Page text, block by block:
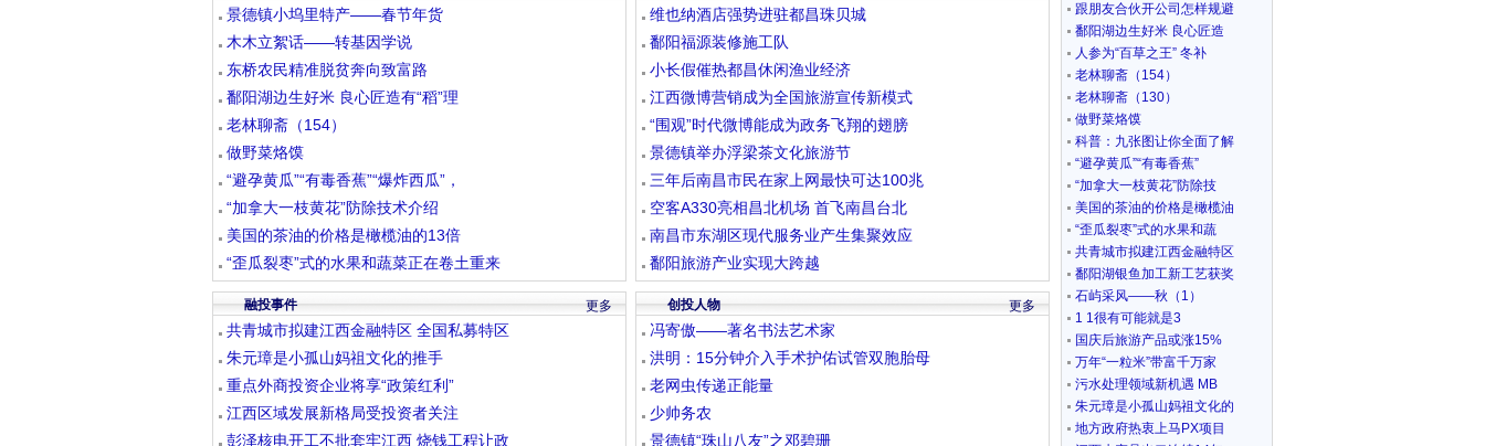
景德镇小坞里特产——春节年货
木木立絮话——转基因学说
东桥农民精准脱贫奔向致富路
鄱阳湖边生好米 良心匠造有“稻”理
老林聊斋（154）
做野菜烙馍
“避孕黄瓜”“有毒香蕉”“爆炸西瓜”，
“加拿大一枝黄花”防除技术介绍
美国的茶油的价格是橄榄油的13倍
“歪瓜裂枣”式的水果和蔬菜正在卷土重来
维也纳酒店强势进驻都昌珠贝城
鄱阳福源装修施工队
小长假催热都昌休闲渔业经济
江西微博营销成为全国旅游宣传新模式
“围观”时代微博能成为政务飞翔的翅膀
景德镇举办浮梁茶文化旅游节
三年后南昌市民在家上网最快可达100兆
空客A330亮相昌北机场 首飞南昌台北
南昌市东湖区现代服务业产生集聚效应
鄱阳旅游产业实现大跨越
融投事件 更多
共青城市拟建江西金融特区 全国私募特区
朱元璋是小孤山妈祖文化的推手
重点外商投资企业将享“政策红利”
江西区域发展新格局受投资者关注
彭泽核电开工不批套牢江西 烧钱工程让政
创投人物 更多
冯寄傲——著名书法艺术家
洪明：15分钟介入手术护佑试管双胞胎母
老网虫传递正能量
少帅务农
景德镇“珠山八友”之邓碧珊
跟朋友合伙开公司怎样规避
鄱阳湖边生好米 良心匠造
人参为“百草之王” 冬补
老林聊斋（154）
老林聊斋（130）
做野菜烙馍
科普：九张图让你全面了解
“避孕黄瓜”“有毒香蕉”
“加拿大一枝黄花”防除技
美国的茶油的价格是橄榄油
“歪瓜裂枣”式的水果和蔬
共青城市拟建江西金融特区
鄱阳湖银鱼加工新工艺获奖
石屿采风——秋（1）
1 1很有可能就是3
国庆后旅游产品或涨15%
万年“一粒米”带富千万家
污水处理领域新机遇 MB
朱元璋是小孤山妈祖文化的
地方政府热衷上马PX项目